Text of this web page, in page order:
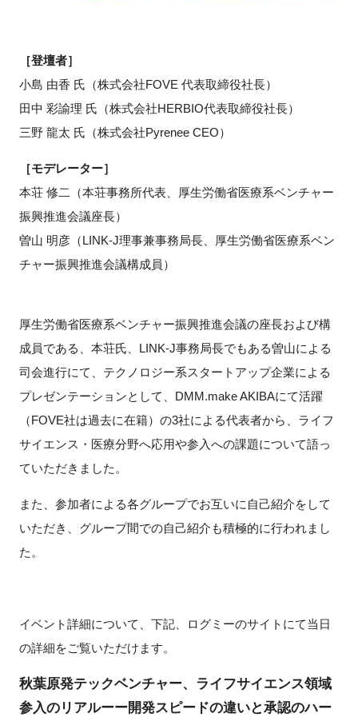
閉じる
［登壇者］
小島 由香 氏（株式会社FOVE 代表取締役社長）
田中 彩諭理 氏（株式会社HERBIO代表取締役社長）
三野 龍太 氏（株式会社Pyrenee CEO）
［モデレーター］
本荘 修二（本荘事務所代表、厚生労働省医療系ベンチャー
振興推進会議座長）
曽山 明彦（LINK-J理事兼事務局長、厚生労働省医療系ベン
チャー振興推進会議構成員）
厚生労働省医療系ベンチャー振興推進会議の座長および構
成員である、本荘氏、LINK-J事務局長でもある曽山による
司会進行にて、テクノロジー系スタートアップ企業による
プレゼンテーションとして、DMM.make AKIBAにて活躍
（FOVE社は過去に在籍）の3社による代表者から、ライフ
サイエンス・医療分野へ応用や参入への課題について語っ
ていただきました。
また、参加者による各グループでお互いに自己紹介をして
いただき、グループ間での自己紹介も積極的に行われまし
た。
イベント詳細について、下記、ログミーのサイトにて当日
の詳細をご覧いただけます。
秋葉原発テックベンチャー、ライフサイエンス領域
参入のリアルーー開発スピードの違いと承認のハー